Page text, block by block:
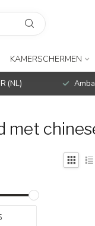
KAMERSCHERMEN
(NL)
met